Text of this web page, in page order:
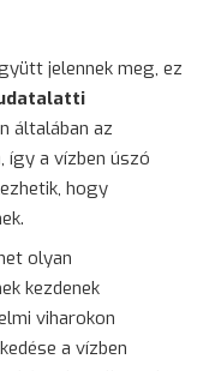
jelennek meg, ez
általában az
így a vízben úszó
hogy
olyan
kezdenek
viharokon
a vízben